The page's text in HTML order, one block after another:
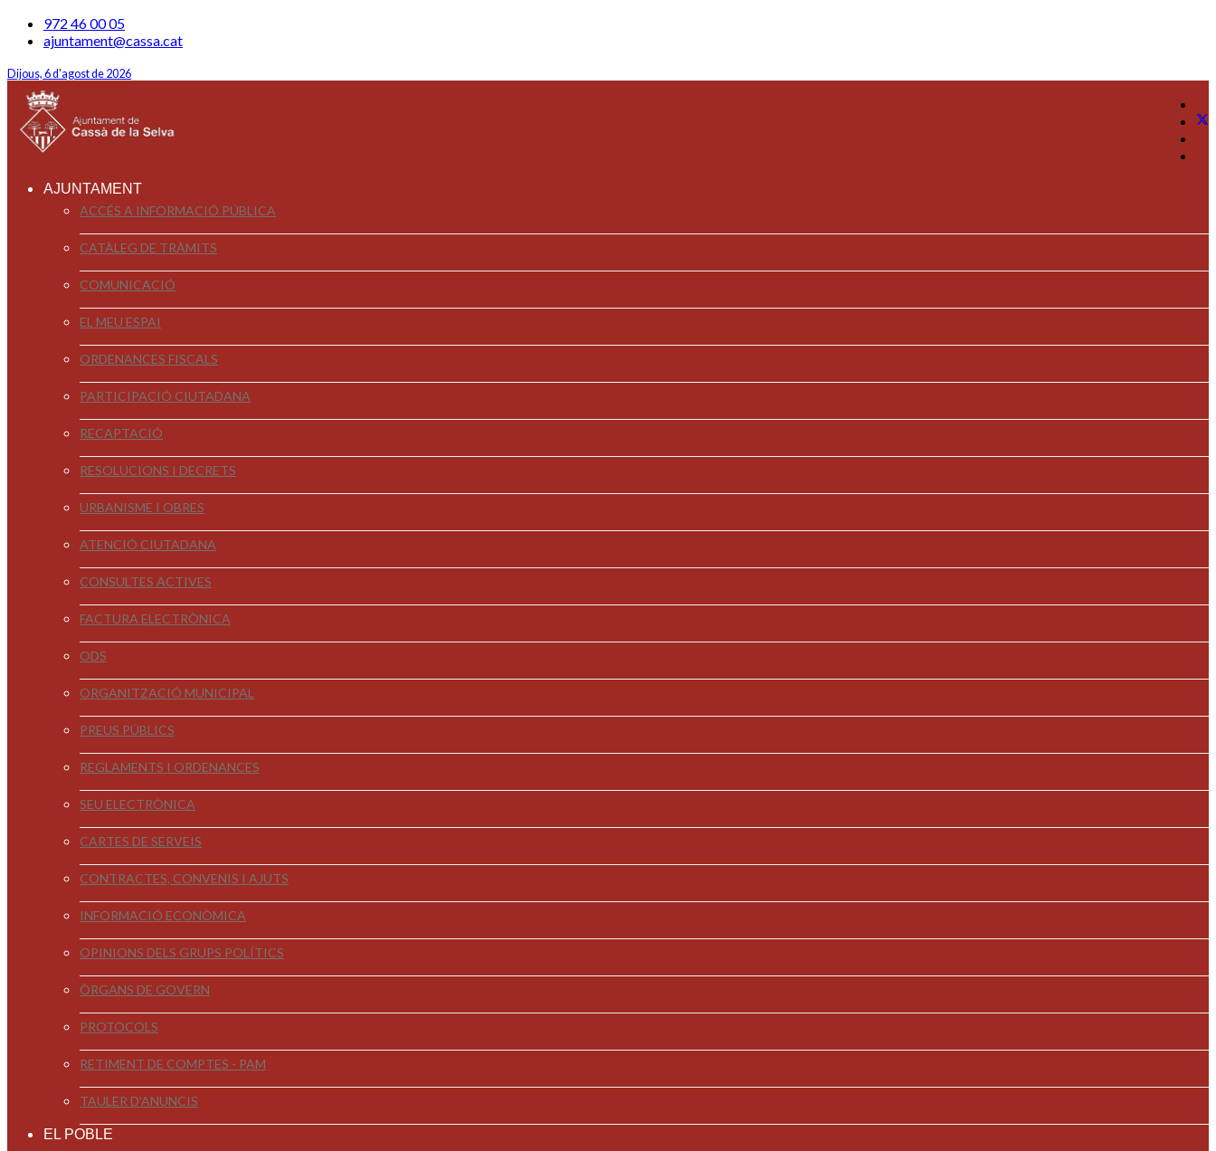
972 46 00 05
ajuntament@cassa.cat
Dijous, 6 d'agost de 2026
AJUNTAMENT
ACCÉS A INFORMACIÓ PÚBLICA
CATÀLEG DE TRÀMITS
COMUNICACIÓ
EL MEU ESPAI
ORDENANCES FISCALS
PARTICIPACIÓ CIUTADANA
RECAPTACIÓ
RESOLUCIONS I DECRETS
URBANISME I OBRES
ATENCIÓ CIUTADANA
CONSULTES ACTIVES
FACTURA ELECTRÒNICA
ODS
ORGANITZACIÓ MUNICIPAL
PREUS PÚBLICS
REGLAMENTS I ORDENANCES
SEU ELECTRÒNICA
CARTES DE SERVEIS
CONTRACTES, CONVENIS I AJUTS
INFORMACIÓ ECONÒMICA
OPINIONS DELS GRUPS POLÍTICS
ÒRGANS DE GOVERN
PROTOCOLS
RETIMENT DE COMPTES - PAM
TAULER D'ANUNCIS
EL POBLE